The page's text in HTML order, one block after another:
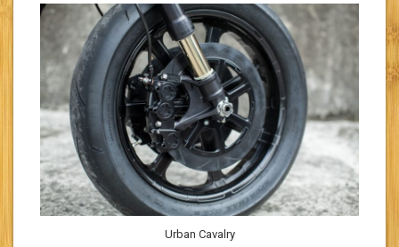
Urban Cavalry